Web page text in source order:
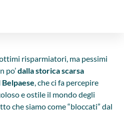
risparmiatori, ma pessimi
po’dalla storica scarsa
, che ci fa percepire
e ostile il mondo degli
che siamo come “bloccati” dal